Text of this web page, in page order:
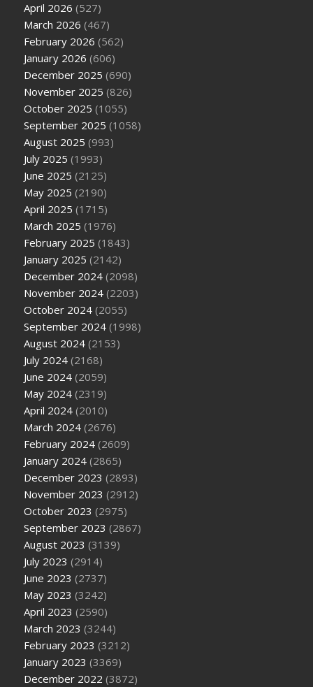
April 2026 (527)
March 2026 (467)
February 2026 (562)
January 2026 (606)
December 2025 (690)
November 2025 (826)
October 2025 (1055)
September 2025 (1058)
August 2025 (993)
July 2025 (1993)
June 2025 (2125)
May 2025 (2190)
April 2025 (1715)
March 2025 (1976)
February 2025 (1843)
January 2025 (2142)
December 2024 (2098)
November 2024 (2203)
October 2024 (2055)
September 2024 (1998)
August 2024 (2153)
July 2024 (2168)
June 2024 (2059)
May 2024 (2319)
April 2024 (2010)
March 2024 (2676)
February 2024 (2609)
January 2024 (2865)
December 2023 (2893)
November 2023 (2912)
October 2023 (2975)
September 2023 (2867)
August 2023 (3139)
July 2023 (2914)
June 2023 (2737)
May 2023 (3242)
April 2023 (2590)
March 2023 (3244)
February 2023 (3212)
January 2023 (3369)
December 2022 (3872)